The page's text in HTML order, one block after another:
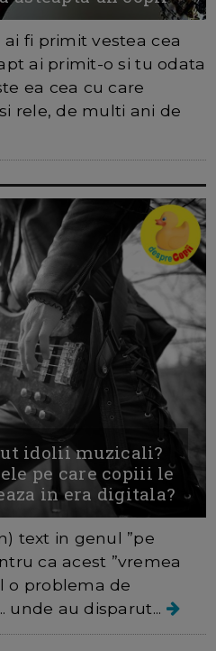
fi primit vestea cea
ai primit-o si tu odata
ea cea cu care
rele, de multi ani de
idolii muzicali?
pe care copiii le
in era digitala?
text in genul ”pe
ca acest ”vremea
o problema de
unde au disparut...